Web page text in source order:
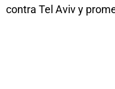
contra Tel Aviv y